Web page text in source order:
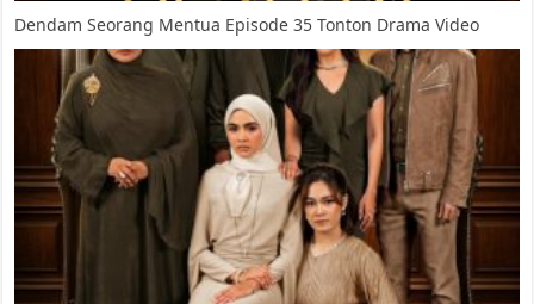
Dendam Seorang Mentua Episode 35 Tonton Drama Video